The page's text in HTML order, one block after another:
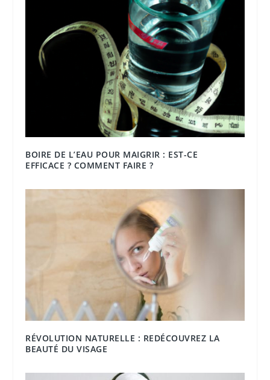
BOIRE DE L’EAU POUR MAIGRIR : EST-CE
EFFICACE ? COMMENT FAIRE ?
RÉVOLUTION NATURELLE : REDÉCOUVREZ LA
BEAUTÉ DU VISAGE